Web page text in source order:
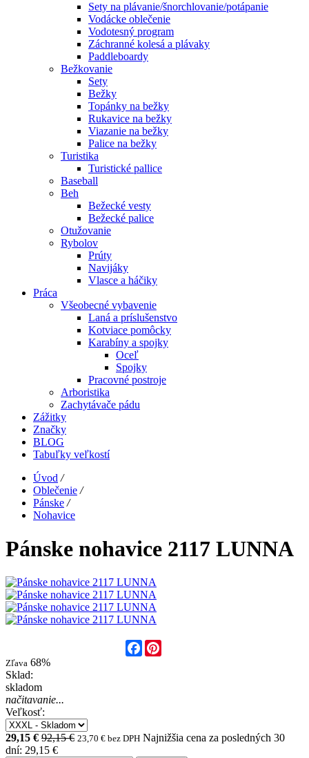
Sety na plávanie/šnorchlovanie/potápanie
Vodácke oblečenie
Vodotesný program
Záchranné kolesá a plávaky
Paddleboardy
Bežkovanie
Sety
Bežky
Topánky na bežky
Rukavice na bežky
Viazanie na bežky
Palice na bežky
Turistika
Turistické pallice
Baseball
Beh
Bežecké vesty
Bežecké palice
Otužovanie
Rybolov
Prúty
Navijáky
Vlasce a háčiky
Práca
Všeobecné vybavenie
Laná a príslušenstvo
Kotviace pomôcky
Karabíny a spojky
Oceľ
Spojky
Pracovné postroje
Arboristika
Zachytávače pádu
Zážitky
Značky
BLOG
Tabuľky veľkostí
Úvod /
Oblečenie /
Pánske /
Nohavice
Pánske nohavice 2117 LUNNA
Facebook
Zľava 68%
Sklad:
skladom
načitavanie...
Veľkosť:
29,15 € 92,15 € 23,70 € bez DPH Najnižšia cena za posledných 30
dní: 29,15 €